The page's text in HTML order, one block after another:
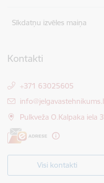
Sīkdatņu izvēles maiņa
Kontakti
+371 63025605
E-pasts:
Pulkveža O.Kalpaka iela
Visi kontakti